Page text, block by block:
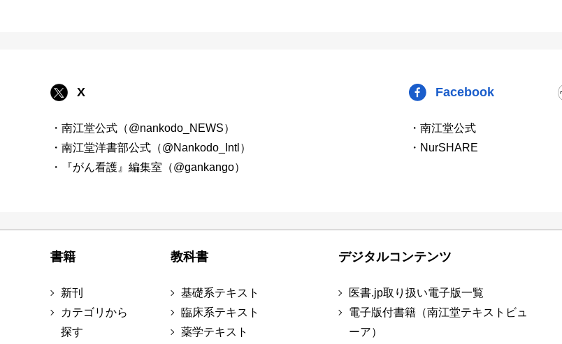
X
・南江堂公式（@nankodo_NEWS）
・南江堂洋書部公式（@Nankodo_Intl）
・『がん看護』編集室（@gankango）
Facebook
・南江堂公式
・NurSHARE
書籍
新刊
カテゴリから
探す
教科書
基礎系テキスト
臨床系テキスト
薬学テキスト
デジタルコンテンツ
医書.jp取り扱い電子版一覧
電子版付書籍（南江堂テキストビュ
ーア）